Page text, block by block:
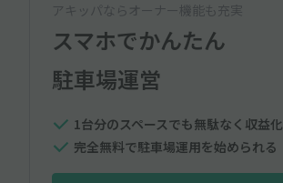
アキッパならオーナー機能も充実
スマホでかんたん
駐車場運営
1台分のスペースでも無駄なく収益化
完全無料で駐車場運用を始められる